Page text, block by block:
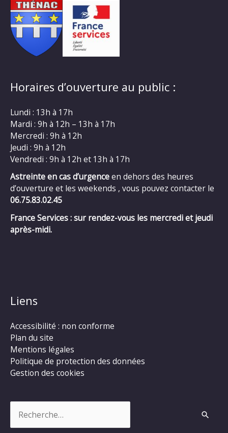
Horaires d’ouverture au public :
Lundi : 13h à 17h
Mardi : 9h à 12h – 13h à 17h
Mercredi : 9h à 12h
Jeudi : 9h à 12h
Vendredi : 9h à 12h et 13h à 17h
Astreinte en cas d’urgenceen dehors des heures
d’ouverture et les weekends , vous pouvez contacter le
06.75.83.02.45
France Services : sur rendez-vous les mercredi et jeudi
après-midi.
Liens
Accessibilité : non conforme
Plan du site
Mentions légales
Politique de protection des données
Gestion des cookies